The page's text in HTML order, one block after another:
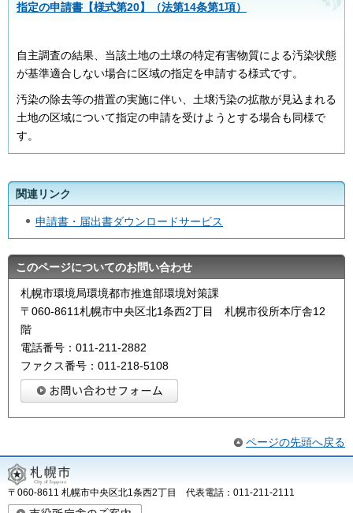
指定の申請書【様式第20】（法第14条第1項）
自主調査の結果、当該土地の土壌の特定有害物質による汚染状態
が基準適合しない場合に区域の指定を申請する様式です。
汚染の除去等の措置の実施に伴い、土壌汚染の拡散が見込まれる
土地の区域について指定の申請を受けようとする場合も同様で
す。
関連リンク
申請書・届出書ダウンロードサービス
このページについてのお問い合わせ
札幌市環境局環境都市推進部環境対策課
〒060-8611札幌市中央区北1条西2丁目 札幌市役所本庁舎12
階
電話番号：011-211-2882
ファクス番号：011-218-5108
ページの先頭へ戻る
〒060-8611 札幌市中央区北1条西2丁目 代表電話：011-211-2111